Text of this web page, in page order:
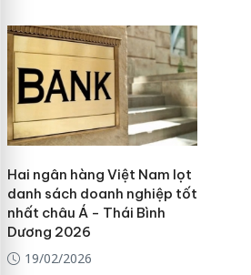
Hai ngân hàng Việt Nam lọt
danh sách doanh nghiệp tốt
nhất châu Á - Thái Bình
Dương 2026
19/02/2026